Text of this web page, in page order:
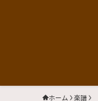
ホーム 楽譜